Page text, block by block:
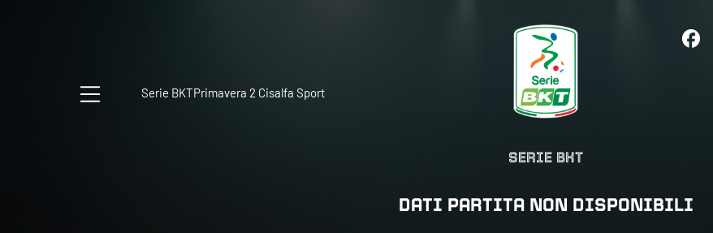
SERIE BKT
Serie BKTPrimavera 2 Cisalfa Sport
DATI PARTITA NON DISPONIBILI